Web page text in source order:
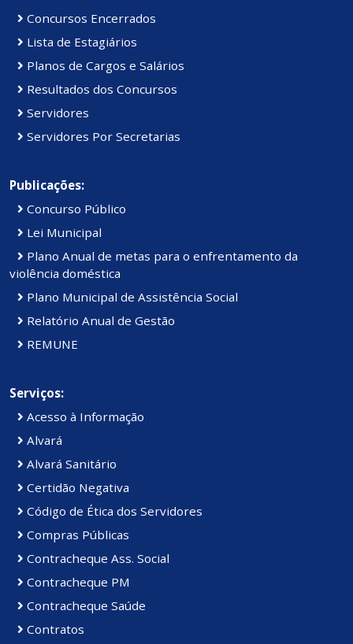
Concursos Encerrados
Lista de Estagiários
Planos de Cargos e Salários
Resultados dos Concursos
Servidores
Servidores Por Secretarias
Publicações:
Concurso Público
Lei Municipal
Plano Anual de metas para o enfrentamento da
violência doméstica
Plano Municipal de Assistência Social
Relatório Anual de Gestão
REMUNE
Serviços:
Acesso à Informação
Alvará
Alvará Sanitário
Certidão Negativa
Código de Ética dos Servidores
Compras Públicas
Contracheque Ass. Social
Contracheque PM
Contracheque Saúde
Contratos